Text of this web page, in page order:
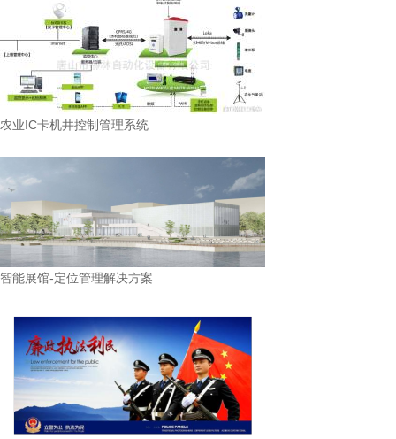
农业IC卡机井控制管理系统
智能展馆-定位管理解决方案